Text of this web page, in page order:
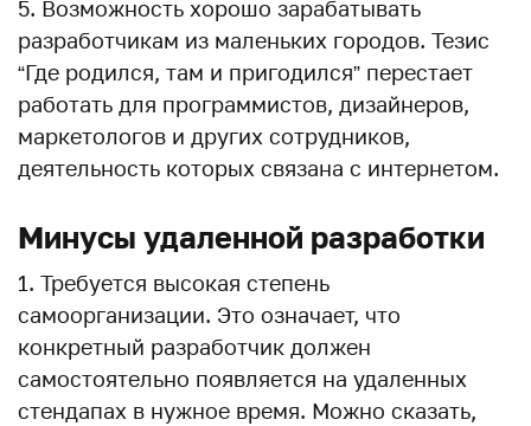
5. Возможность хорошо зарабатывать
разработчикам из маленьких городов. Тезис
“Где родился, там и пригодился” перестает
работать для программистов, дизайнеров,
маркетологов и других сотрудников,
деятельность которых связана с интернетом.
Минусы удаленной разработки
1. Требуется высокая степень
самоорганизации. Это означает, что
конкретный разработчик должен
самостоятельно появляется на удаленных
стендапах в нужное время. Можно сказать,